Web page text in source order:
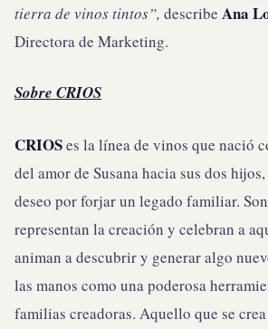
tierra de vinos tintos”, describe Ana
Directora de Marketing.
Sobre CRIOS
CRIOSes la línea de vinos que nació
del amor de Susana hacia sus dos
deseo por forjar un legado familiar.
representan la creación y celebran a
animan a descubrir y generar algo
las manos como una poderosa
familias creadoras. Aquello que se